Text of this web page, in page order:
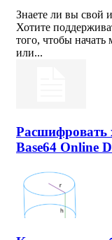
Знаете ли вы свой
Хотите
того, чтобы начать
или...
Расшифровать
Base64 Online